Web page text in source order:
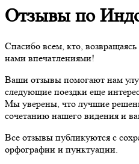
Отзывы по
Спасибо всем, кто,
нами впечатлениями!
Ваши отзывы помогают нам
следующие поездки еще
Мы уверены, что лучшие
сочетанию нашего видения и
Все отзывы публикуются с
орфографии и пунктуации.